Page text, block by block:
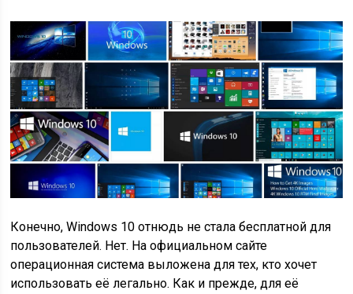
Конечно, Windows 10 отнюдь не стала бесплатной для
пользователей. Нет. На официальном сайте
операционная система выложена для тех, кто хочет
использовать её легально. Как и прежде, для её